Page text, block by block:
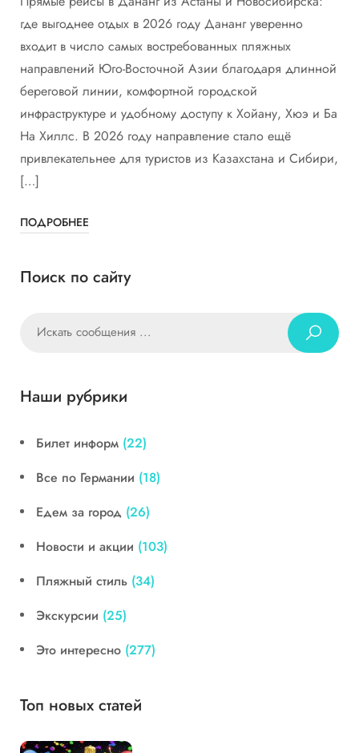
где выгоднее отдых в 2026 году Дананг уверенно
входит в число самых востребованных пляжных
направлений Юго-Восточной Азии благодаря длинной
береговой линии, комфортной городской
инфраструктуре и удобному доступу к Хойану, Хюэ и Ба
На Хиллс. В 2026 году направление стало ещё
привлекательнее для туристов из Казахстана и Сибири,
[…]
ПОДРОБНЕЕ
Поиск по сайту
Наши рубрики
Билет информ (22)
Все по Германии (18)
Едем за город (26)
Новости и акции (103)
Пляжный стиль (34)
Экскурсии (25)
Это интересно (277)
Топ новых статей